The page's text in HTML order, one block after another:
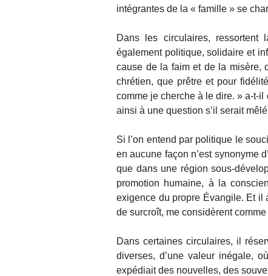
intégrantes de la « famille » se
Dans les circulaires, ressortent
également politique, solidaire et
cause de la faim et de la misère,
chrétien, que prêtre et pour
comme je cherche à le dire. » a-t-il
ainsi à une question s’il serait
Si l’on entend par politique le
en aucune façon n’est synonyme
que dans une région sous-
promotion humaine, à la
exigence du propre Évangile. Et il
de surcroît, me considèrent
Dans certaines circulaires, il
diverses, d’une valeur inégale,
expédiait des nouvelles, des